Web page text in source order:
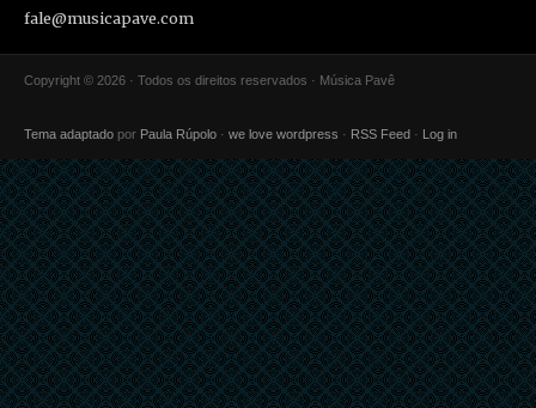
fale@musicapave.com
Copyright © 2026 · Todos os direitos reservados · Música Pavê
Tema adaptado por Paula Rúpolo · we love wordpress · RSS Feed · Log in